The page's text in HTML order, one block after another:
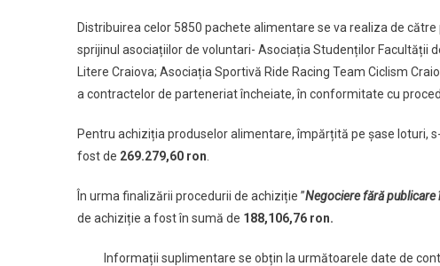
Distribuirea celor 5850 pachete alimentare se va realiza de
sprijinul asociațiilor de voluntari- Asociația Studenților Facultății
Litere Craiova; Asociația Sportivă Ride Racing Team Ciclism
a contractelor de parteneriat încheiate, în conformitate cu
Pentru achiziția produselor alimentare, împărțită pe șase loturi,
fost de 269.279,60 ron
În urma finalizării procedurii de achiziție ”Negociere fără
de achiziție a fost în sumă de 188,106,76 ron.
Informații suplimentare se obțin la următoarele date de